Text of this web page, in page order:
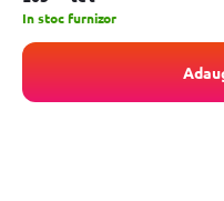
In stoc furnizor